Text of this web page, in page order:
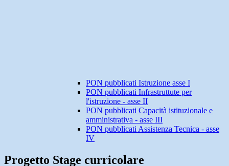
PON pubblicati Istruzione asse I
PON pubblicati Infrastruttute per
l'istruzione - asse II
PON pubblicati Capacità istituzionale e
amministrativa - asse III
PON pubblicati Assistenza Tecnica - asse
IV
Progetto Stage curricolare